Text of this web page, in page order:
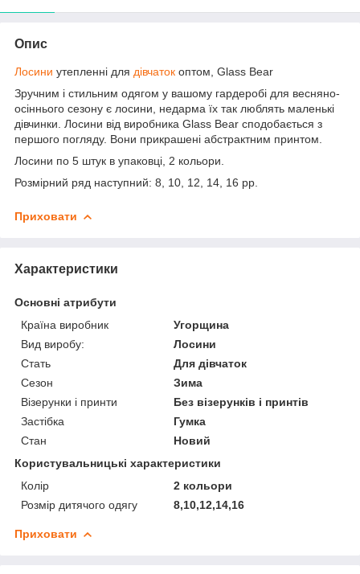
Опис
Лосини утепленні для дівчаток оптом, Glass Bear
Зручним і стильним одягом у вашому гардеробі для весняно-
осіннього сезону є лосини, недарма їх так люблять маленькі
дівчинки. Лосини від виробника Glass Bear сподобається з
першого погляду. Вони прикрашені абстрактним принтом.
Лосини по 5 штук в упаковці, 2 кольори.
Розмірний ряд наступний: 8, 10, 12, 14, 16 рр.
Приховати
Характеристики
Основні атрибути
Країна виробник
Угорщина
Вид виробу:
Лосини
Стать
Для дівчаток
Сезон
Зима
Візерунки і принти
Без візерунків і принтів
Застібка
Гумка
Стан
Новий
Користувальницькі характеристики
Колір
2 кольори
Розмір дитячого одягу
8,10,12,14,16
Приховати